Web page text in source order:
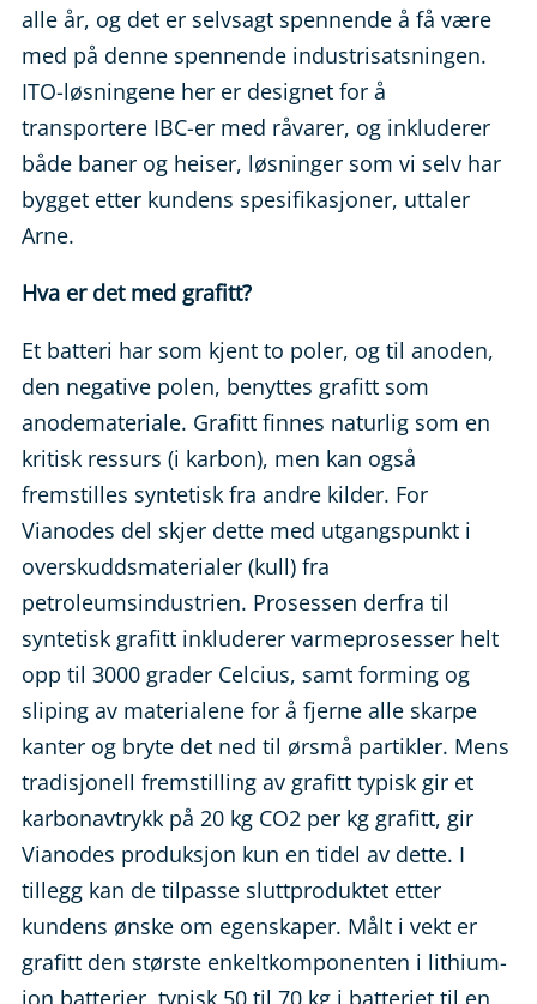
alle år, og det er selvsagt spennende å få være
med på denne spennende industrisatsningen.
ITO-løsningene her er designet for å
transportere IBC-er med råvarer, og inkluderer
både baner og heiser, løsninger som vi selv har
bygget etter kundens spesifikasjoner, uttaler
Arne.
Hva er det med grafitt?
Et batteri har som kjent to poler, og til anoden,
den negative polen, benyttes grafitt som
anodemateriale. Grafitt finnes naturlig som en
kritisk ressurs (i karbon), men kan også
fremstilles syntetisk fra andre kilder. For
Vianodes del skjer dette med utgangspunkt i
overskuddsmaterialer (kull) fra
petroleumsindustrien. Prosessen derfra til
syntetisk grafitt inkluderer varmeprosesser helt
opp til 3000 grader Celcius, samt forming og
sliping av materialene for å fjerne alle skarpe
kanter og bryte det ned til ørsmå partikler. Mens
tradisjonell fremstilling av grafitt typisk gir et
karbonavtrykk på 20 kg CO2 per kg grafitt, gir
Vianodes produksjon kun en tidel av dette. I
tillegg kan de tilpasse sluttproduktet etter
kundens ønske om egenskaper. Målt i vekt er
grafitt den største enkeltkomponenten i lithium-